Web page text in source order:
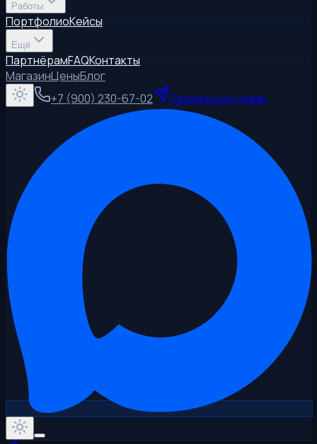
Работы
ПортфолиоКейсы
Ещё
ПартнёрамFAQКонтакты
МагазинЦеныБлог
+7 (900) 230-67-02
Связаться с нами